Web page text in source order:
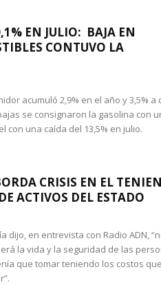
EN JULIO: BAJA EN
CONTUVO LA
acumuló 2,9% en el año y 3,5% a
se consignaron la gasolina con
con una caída del 13,5% en julio.
CRISIS EN EL
ACTIVOS DEL ESTADO
dijo, en entrevista con Radio ADN,
la vida y la seguridad de las
que tomar teniendo los costos que